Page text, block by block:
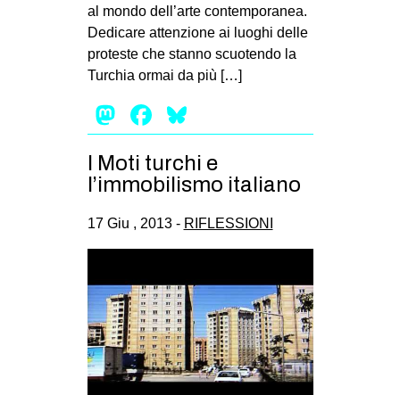
MIGRAZIONI
PRECARIATO
STUDENTI
CULTURE
ARTE
CINEMA
MANIFESTI
RECENSIONI
INTERNAZIONALE
AFRICA
al mondo dell’arte contemporanea.
Dedicare attenzione ai luoghi delle
proteste che stanno scuotendo la
Turchia ormai da più […]
Mastodon
Facebook
I Moti turchi e
l’immobilismo italiano
17 Giu , 2013 - RIFLESSIONI